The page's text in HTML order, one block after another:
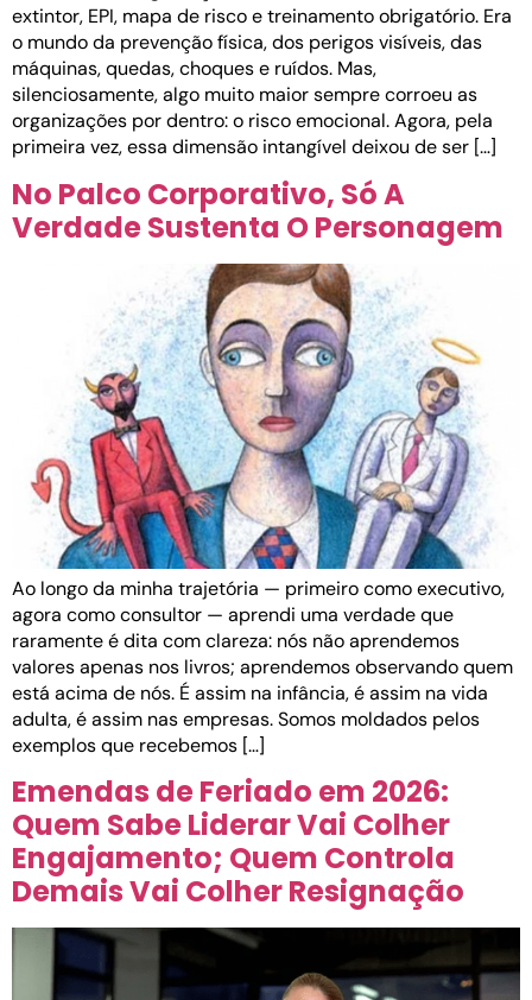
extintor, EPI, mapa de risco e treinamento obrigatório. Era
o mundo da prevenção física, dos perigos visíveis, das
máquinas, quedas, choques e ruídos. Mas,
silenciosamente, algo muito maior sempre corroeu as
organizações por dentro: o risco emocional. Agora, pela
primeira vez, essa dimensão intangível deixou de ser […]
No Palco Corporativo, Só A
Verdade Sustenta O Personagem
Ao longo da minha trajetória — primeiro como executivo,
agora como consultor — aprendi uma verdade que
raramente é dita com clareza: nós não aprendemos
valores apenas nos livros; aprendemos observando quem
está acima de nós. É assim na infância, é assim na vida
adulta, é assim nas empresas. Somos moldados pelos
exemplos que recebemos […]
Emendas de Feriado em 2026:
Quem Sabe Liderar Vai Colher
Engajamento; Quem Controla
Demais Vai Colher Resignação